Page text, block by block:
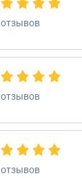
отзывов
отзывов
отзывов